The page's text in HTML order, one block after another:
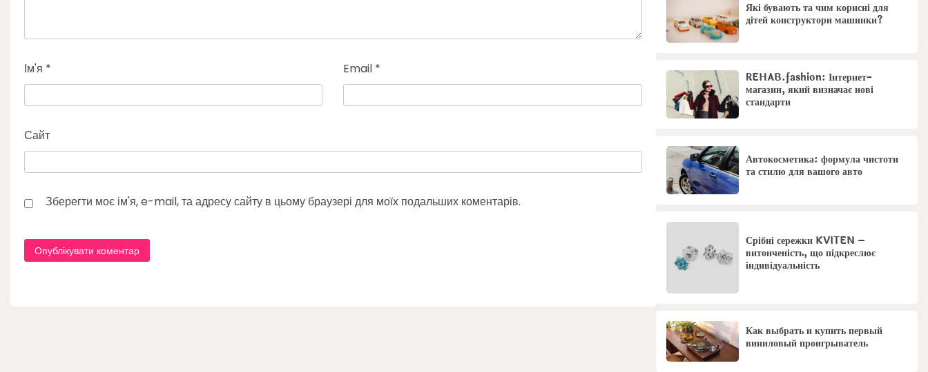
Ім'я * Email *
Сайт
Зберегти моє ім'я, e-mail, та адресу сайту в цьому браузері для моїх подальших коментарів.
Які бувають та чим корисні для
дітей конструктори машинки?
REHAB.fashion: Інтернет-
магазин, який визначає нові
стандарти
Автокосметика: формула чистоти
та стилю для вашого авто
Срібні сережки KVITEN –
витонченість, що підкреслює
індивідуальність
Как выбрать и купить первый
виниловый проигрыватель